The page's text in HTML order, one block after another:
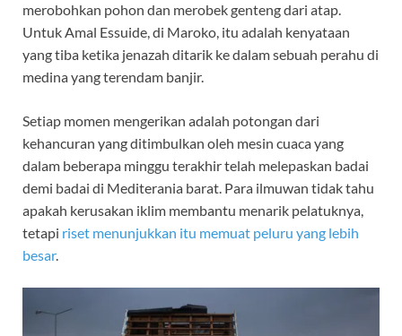
merobohkan pohon dan merobek genteng dari atap.
Untuk Amal Essuide, di Maroko, itu adalah kenyataan
yang tiba ketika jenazah ditarik ke dalam sebuah perahu di
medina yang terendam banjir.
Setiap momen mengerikan adalah potongan dari
kehancuran yang ditimbulkan oleh mesin cuaca yang
dalam beberapa minggu terakhir telah melepaskan badai
demi badai di Mediterania barat. Para ilmuwan tidak tahu
apakah kerusakan iklim membantu menarik pelatuknya,
tetapi riset menunjukkan itu memuat peluru yang lebih
besar.